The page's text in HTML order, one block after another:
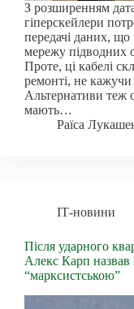
З розширенням
гіперскейлери
передачі даних, що
мережу підводних
Проте, ці кабелі
ремонті, не
Альтернативи теж
мають…
Раїса
ІТ-новини
Після ударного
Алекс Карп назвав
“марксистською”